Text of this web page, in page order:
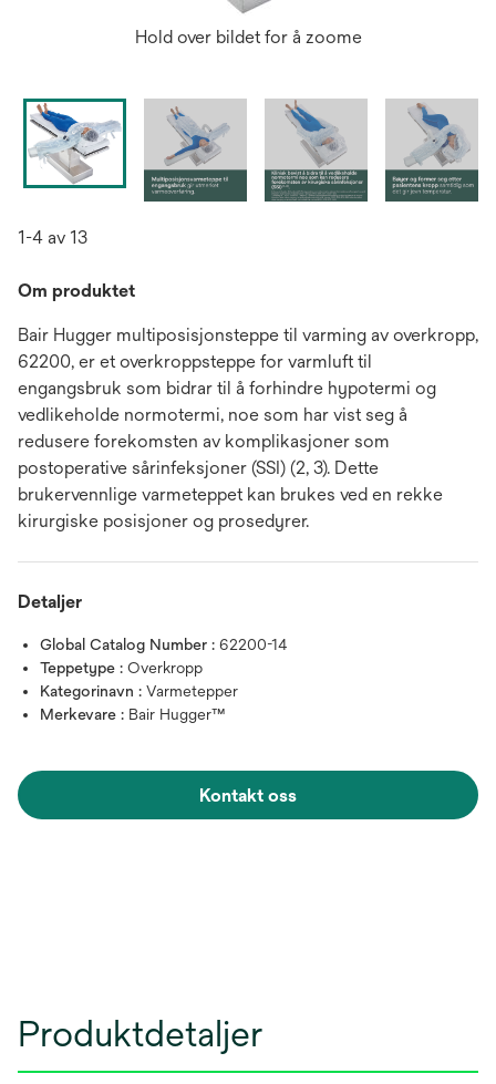
Hold over bildet for å zoome
1-4 av 13
Om produktet
Bair Hugger multiposisjonsteppe til varming av overkropp,
62200, er et overkroppsteppe for varmluft til
engangsbruk som bidrar til å forhindre hypotermi og
vedlikeholde normotermi, noe som har vist seg å
redusere forekomsten av komplikasjoner som
postoperative sårinfeksjoner (SSI) (2, 3). Dette
brukervennlige varmeteppet kan brukes ved en rekke
kirurgiske posisjoner og prosedyrer.
Detaljer
Global Catalog Number : 62200-14
Teppetype : Overkropp
Kategorinavn : Varmetepper
Merkevare : Bair Hugger™
Kontakt oss
Produktdetaljer